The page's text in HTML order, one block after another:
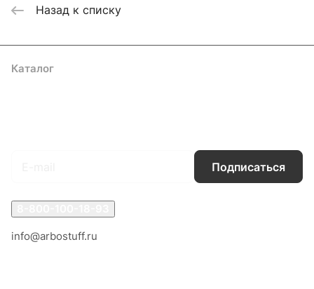
Назад к списку
Каталог
Подписаться
info@arbostuff.ru